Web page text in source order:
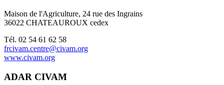
Maison de l'Agriculture, 24 rue des Ingrains
36022 CHATEAUROUX cedex
Tél. 02 54 61 62 58
frcivam.centre@civam.org
www.civam.org
ADAR CIVAM